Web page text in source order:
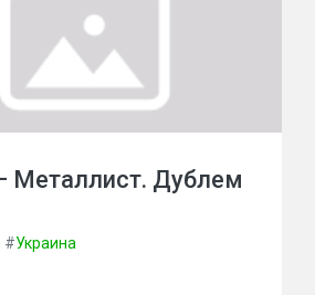
Металлист. Дублем
#Украина